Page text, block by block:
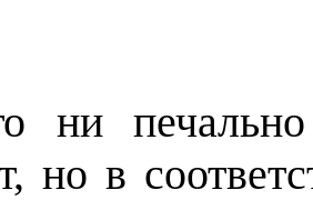
ни
но в